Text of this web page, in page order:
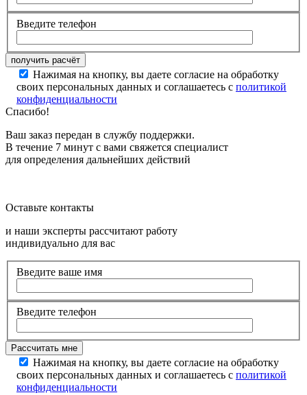
Введите телефон
Нажимая на кнопку, вы даете согласие на обработку
своих персональных данных и соглашаетесь с политикой
конфиденциальности
Спасибо!
Ваш заказ передан в службу поддержки.
В течение 7 минут с вами свяжется специалист
для определения дальнейших действий
Оставьте контакты
и наши эксперты рассчитают работу
индивидуально для вас
Введите ваше имя
Введите телефон
Нажимая на кнопку, вы даете согласие на обработку
своих персональных данных и соглашаетесь с политикой
конфиденциальности